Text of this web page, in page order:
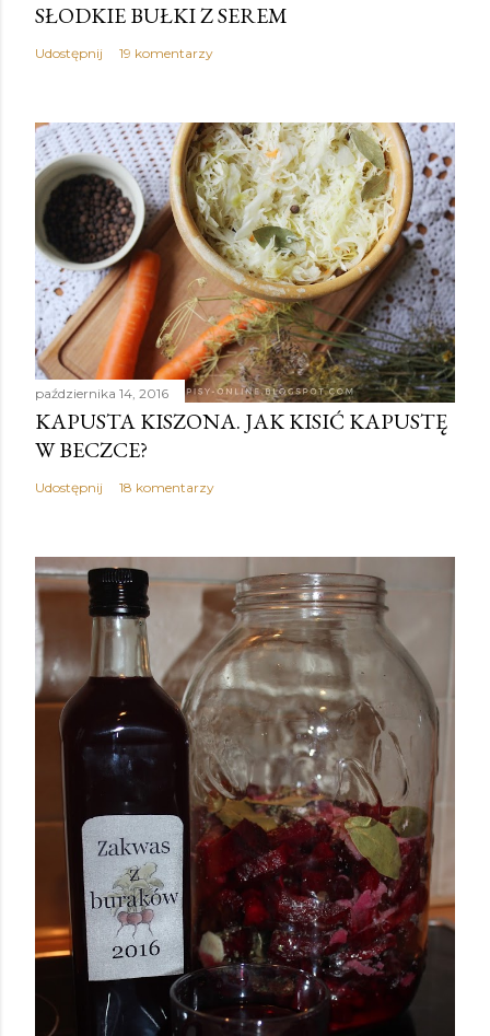
SŁODKIE BUŁKI Z SEREM
Udostępnij 19 komentarzy
października 14, 2016
KAPUSTA KISZONA. JAK KISIĆ KAPUSTĘ
W BECZCE?
Udostępnij 18 komentarzy